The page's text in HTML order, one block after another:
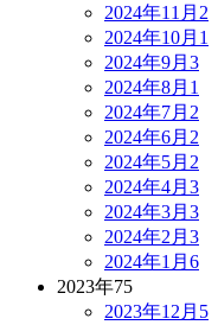
2024年11月 2
2024年10月 1
2024年9月 3
2024年8月 1
2024年7月 2
2024年6月 2
2024年5月 2
2024年4月 3
2024年3月 3
2024年2月 3
2024年1月 6
2023年75
2023年12月 5